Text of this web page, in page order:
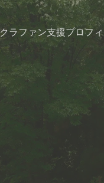
クラファン支援プロフ